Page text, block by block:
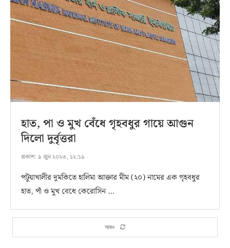
হাত, পা ও মুখ বেঁধে গৃহবধুর গায়ে আগুন
দিলো দুর্বৃত্তরা
প্রকাশ: ৯ জুন ২০২৩, ১২:১৯
পটুয়াখালীর দুমকিতে হালিমা আক্তার মীম (২০) নামের এক গৃহবধুর
হাত, পাঁ ও মুখ বেধে কেরোসিন …
আরও